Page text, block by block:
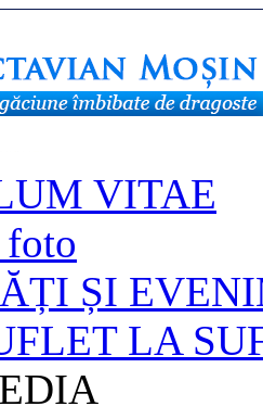
VITAE
foto
ȘI
LA